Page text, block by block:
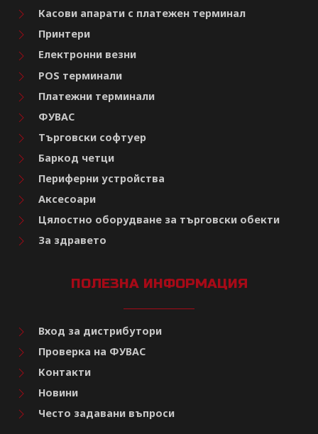
Касови апарати с платежен терминал
Принтери
Електронни везни
POS терминали
Платежни терминали
ФУВАС
Търговски софтуер
Баркод четци
Периферни устройства
Аксесоари
Цялостно оборудване за търговски обекти
За здравето
ПОЛЕЗНА ИНФОРМАЦИЯ
Вход за дистрибутори
Проверка на ФУВАС
Контакти
Новини
Често задавани въпроси